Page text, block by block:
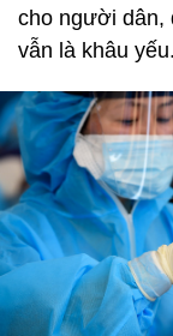
cho người dân,
vẫn là khâu yếu.